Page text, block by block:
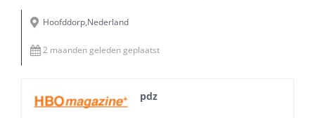
Hoofddorp,Nederland
2 maanden geleden geplaatst
pdz